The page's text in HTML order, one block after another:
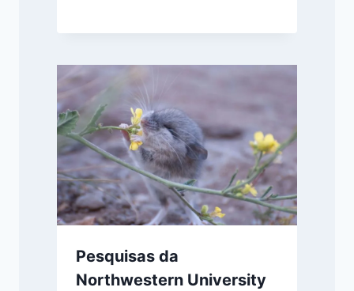
Pesquisas da
Northwestern University